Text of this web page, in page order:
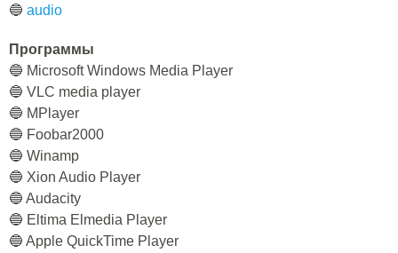
🔵 audio
Программы
🔵 Microsoft Windows Media Player
🔵 VLC media player
🔵 MPlayer
🔵 Foobar2000
🔵 Winamp
🔵 Xion Audio Player
🔵 Audacity
🔵 Eltima Elmedia Player
🔵 Apple QuickTime Player